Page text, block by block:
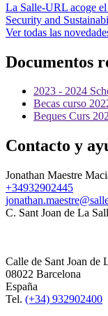
La Salle-URL acoge
Security and
Ver todas las
Documentos
2023 - 2024
Becas curso
Beques Curs
Contacto y
Jonathan Maestre
+34932902445
C. Sant Joan de La
Calle de Sant Joan de
08022 Barcelona
España
Tel. (+34) 932902400